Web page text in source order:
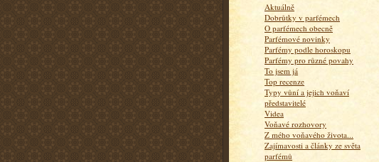
Aktuálně
Dobrůtky v parfémech
O parfémech obecně
Parfémové novinky
Parfémy podle horoskopu
Parfémy pro různé povahy
To jsem já
Top recenze
Typy vůní a jejich voňaví
představitelé
Videa
Voňavé rozhovory
Z mého voňavého života...
Zajímavosti a články ze světa
parfémů